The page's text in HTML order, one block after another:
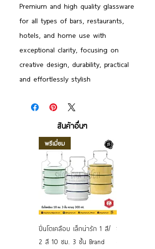
Premium and high quality glassware
for all types of bars, restaurants,
hotels, and home use with
exceptional clarity, focusing on
creative design, durability, practical
and effortlessly stylish
สินค้าอื่นๆ
พรีเมี่ยม
ปิ่นโตเคลือบ เล็กน่ารัก 1 สี/
2 สี 10 ซม. 3 ชั้น Brand
ชามเคลือบ